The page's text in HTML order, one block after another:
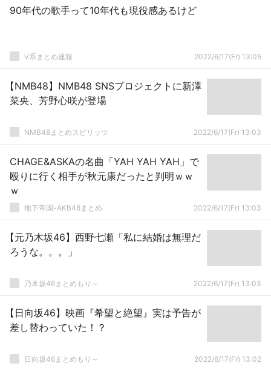
90年代の歌手って10年代も現役感あるけど
V系まとめ速報 2022/6/17(Fr) 13:05
【NMB48】NMB48 SNSプロジェクトに新澤
菜央、芳野心咲が登場
NMB48まとめスピリッツ 2022/6/17(Fr) 13:03
CHAGE&ASKAの名曲「YAH YAH YAH」で
殴りに行く相手が秋元康だったと判明ｗｗ
ｗ
地下帝国-AKB48まとめ 2022/6/17(Fr) 13:03
【元乃木坂46】西野七瀬「私に結婚は無理だ
ろうな。。。」
乃木坂46まとめもり～ 2022/6/17(Fr) 13:03
【日向坂46】映画『希望と絶望』実は予告が
差し替わっていた！？
日向坂46まとめもり～ 2022/6/17(Fr) 13:02